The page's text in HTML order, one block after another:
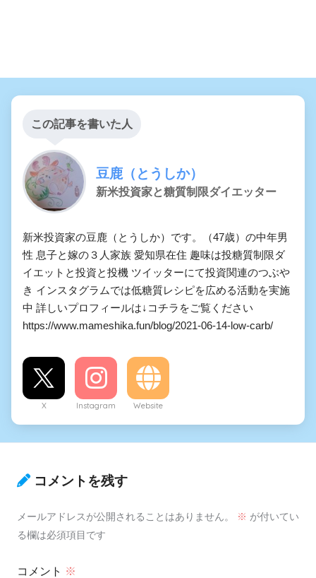
この記事を書いた人
豆鹿（とうしか）
新米投資家と糖質制限ダイエッター
新米投資家の豆鹿（とうしか）です。（47歳）の中年男
性 息子と嫁の３人家族 愛知県在住 趣味は投糖質制限ダ
イエットと投資と投機 ツイッターにて投資関連のつぶや
き インスタグラムでは低糖質レシピを広める活動を実施
中 詳しいプロフィールは↓コチラをご覧ください
https://www.mameshika.fun/blog/2021-06-14-low-carb/
X Instagram Website
コメントを残す
メールアドレスが公開されることはありません。 ※ が付いてい
る欄は必須項目です
コメント ※